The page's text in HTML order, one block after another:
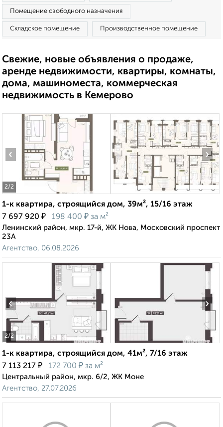
Помещение свободного назначения
Складское помещение Производственное помещение
Свежие, новые объявления о продаже,
аренде недвижимости, квартиры, комнаты,
дома, машиноместа, коммерческая
недвижимость в Кемерово
2/2
‹ ›
1-к квартира, строящийся дом, 39м², 15/16 этаж
7 697 920 ₽ 198 400 ₽ за м²
Ленинский район, мкр. 17-й, ЖК Нова, Московский проспект
23А
Агентство, 06.08.2026
2/2
‹ ›
1-к квартира, строящийся дом, 41м², 7/16 этаж
7 113 217 ₽ 172 700 ₽ за м²
Центральный район, мкр. 6/2, ЖК Моне
Агентство, 27.07.2026